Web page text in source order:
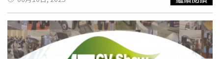
原料及設備，並將其運往高雄市杉林區一處偏遠芭樂果園。
該處地勢隱密，距離最近農舍數百公尺，且由犯嫌自行架設
電力系統，製毒作業專業化程度高。2025年3月6日傍晚，
辜嫌駕駛物流車將毒品從果園運至屏東潮州一處透天厝，專
案小組見時機成熟，當場埋伏逮捕辜嫌，並同步搜索兩處據